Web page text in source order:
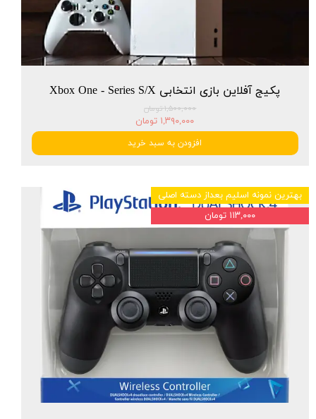
پکیج آفلاین بازی انتخابی Xbox One - Series S/X
۱,۵۰۰,۰۰۰ تومان
۱,۳۹۰,۰۰۰ تومان
افزودن به سبد خرید
بهترین نمونه اسلیم بعداز دسته اصلی
۱۱۳,۰۰۰ تومان